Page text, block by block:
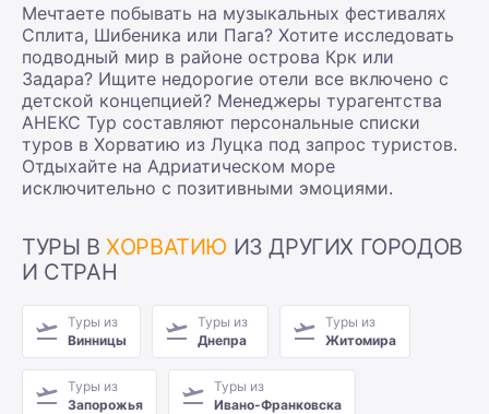
Мечтаете побывать на музыкальных фестивалях
Сплита, Шибеника или Пага? Хотите исследовать
подводный мир в районе острова Крк или
Задара? Ищите недорогие отели все включено с
детской концепцией? Менеджеры турагентства
АНЕКС Тур составляют персональные списки
туров в Хорватию из Луцка под запрос туристов.
Отдыхайте на Адриатическом море
исключительно с позитивными эмоциями.
ТУРЫ ВХОРВАТИЮ ИЗ ДРУГИХ ГОРОДОВ
И СТРАН
Туры из
Винницы
Туры из
Днепра
Туры из
Житомира
Туры из
Запорожья
Туры из
Ивано-Франковска